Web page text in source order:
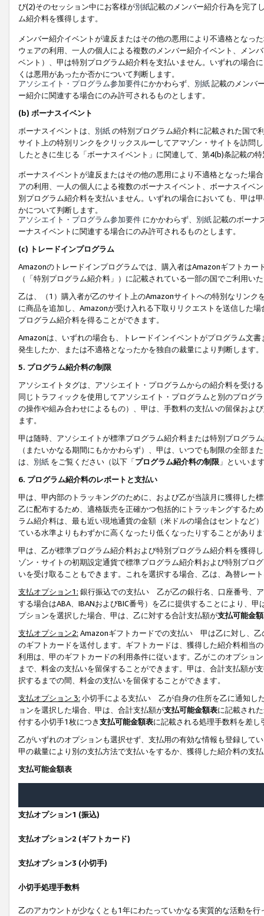
び(2)そのセッション中にお客様が別紙記載のメンバー紹介行為を完了
ム紹介料を獲得します。
メンバー紹介イベントが違反またはその他の悪用により不適格となっ
ウェアの利用、一人の個人による複数のメンバー紹介イベント、メン
ベント）、甲は特別プログラム紹介料を支払いません。いずれの場合
くは悪用があったか否かについて判断します。
アソシエイト・プログラム参加要件にかかわらず、 別紙記載のメンバ
ー紹介に関連する場合にのみ許可されるものとします。
(b) ボーナスイベント
ボーナスイベントは、 別紙の特別プログラム紹介料に記載された国で
サイト上の特別リンクをクリックスルーしてアマゾン・サイトを訪問
したときに生じる「ボーナスイベント」に関連して、第4(b)条記載の
ボーナスイベントが違反またはその他の悪用により不適格となった場
アの利用、一人の個人による複数のボーナスイベント、ボーナスイベ
別プログラム紹介料を支払いません。いずれの場合においても、甲は
かについて判断します。
アソシエイト・プログラム参加要件 にかかわらず、 別紙記載のボーナ
ーナスイベントに関連する場合にのみ許可されるものとします。
(c) トレードインプログラム
Amazonのトレードインプログラムでは、購入者はAmazonギフトカ
（「特別プログラム紹介料」）に記載されている一部の国でご利用い
乙は、（1）購入者が乙のサイト上のAmazonサイトへの特別なリン
に商品を追加し、Amazonが受け入れる下取りリクエストを送信した
プログラム紹介料を得ることができます。
Amazonは、いずれの場合も、トレードインイベントがプログラム文
発生したか、または不適格となったかを独自の裁量により判断します。
5. プログラム紹介料の制限
アソシエイトタグは、アソシエイト・プログラムからの紹介料を受け
同じトラフィックを使用してアソシエイト・プログラムと別のプログ
の操作や組み合わせによるもの）、甲は、手数料の支払いの留保およ
ます。
甲は随時、アソシエイトが標準プログラム紹介料または特別プログラ
（またいかなる期間にもかかわらず）、甲は、いつでも制限の全部
は、 別紙 をご覧ください（以下「プログラム紹介料の制限 」といいま
6. プログラム紹介料のレポートと支払い
甲は、甲内部のトラッキングのために、および乙が当該月に獲得した
乙に配布するため、適格販売を正確かつ包括的にトラッキングするた
ラム紹介料は、最も近い現地通貨の金額（米ドルの場合はセントなど
ている水準よりもわずかに高くなったり低くなったりすることがあり
甲は、乙が標準プログラム紹介料および特別プログラム紹介料を獲得
ゾン・サイトの初期設定通貨で標準プログラム紹介料および特別プロ
いを受け取ることもできます。これを選択する場合、乙は、為替レー
支払オプション1: 銀行振込での支払い 乙が乙の銀行名、口座番号、
する場合はABA、IBANおよびBIC番号）を乙に提供することにより、
プションを選択した場合、甲は、乙に対する合計支払額が支払可能金
支払オプション2: Amazonギフトカードでの支払い 甲は乙に対し、乙
のギフトカードを送付します。ギフトカードは、獲得した紹介料相当
利用は、甲のギフトカードの利用条件に従います。乙がこのオプショ
まで、料金の支払いを留保することができます。甲は、合計支払額が
択するまでの間、料金の支払いを留保することができます。
支払オプション 3: 小切手による支払い 乙が自身の住所を乙に通知し
ョンを選択した場合、甲は、合計支払額が支払可能金額表に記載され
付する小切手1枚につき支払可能金額表に記載される処理手数料を差し
乙がいずれのオプションも選択せず、支払用の有効な情報も登録して
甲の裁量により別の支払方法で支払いをするか、獲得した紹介料の支
支払可能金額表
支払オプション1 (振込)
支払オプション2 (ギフトカード)
支払オプション3 (小切手)
小切手処理手数料
乙のアカウントが少なくとも1年にわたっていかなる実質的な活動を